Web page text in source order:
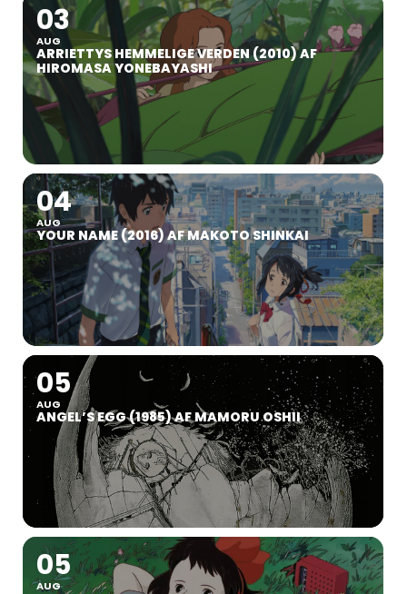
03
AUG
ARRIETTYS HEMMELIGE VERDEN (2010) AF
HIROMASA YONEBAYASHI
04
AUG
YOUR NAME (2016) AF MAKOTO SHINKAI
05
AUG
ANGEL’S EGG (1985) AF MAMORU OSHII
05
AUG